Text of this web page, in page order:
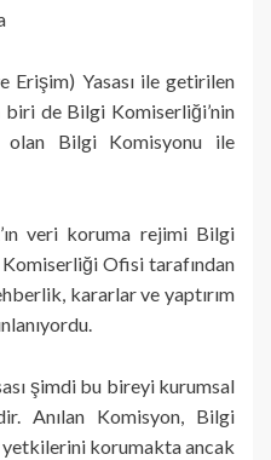
Erişim) Yasası ile getirilen
de Bilgi Komiserliği’nin
Bilgi Komisyonu ile
veri koruma rejimi Bilgi
Ofisi tarafından
kararlar ve yaptırım
şimdi bu bireyi kurumsal
Anılan Komisyon, Bilgi
korumakta ancak